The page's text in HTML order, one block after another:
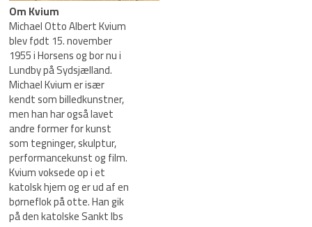
Om Kvium
Michael Otto Albert Kvium
blev født 15. november
1955 i Horsens og bor nu i
Lundby på Sydsjælland.
Michael Kvium er især
kendt som billedkunstner,
men han har også lavet
andre former for kunst
som tegninger, skulptur,
performancekunst og film.
Kvium voksede op i et
katolsk hjem og er ud af en
børneflok på otte. Han gik
på den katolske Sankt Ibs